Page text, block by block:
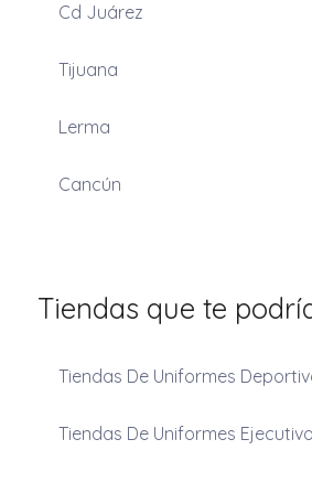
Cd Juárez
Tijuana
Lerma
Cancún
Tiendas que te
Tiendas De Uniformes
Tiendas De Uniformes